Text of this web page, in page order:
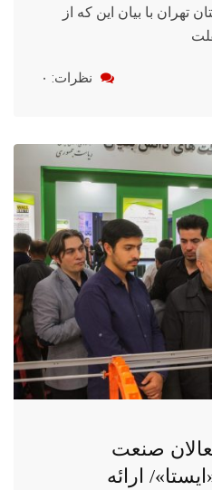
تهران با بیان این که از
نظرات: ۰
صنعت
ارائه